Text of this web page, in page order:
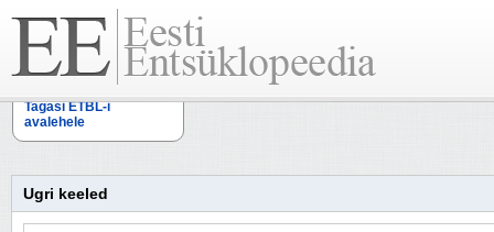
Tagasi ETBL-i
avalehele
Ugri keeled